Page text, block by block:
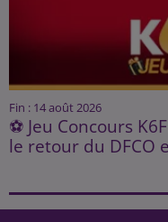
Fin : 14 août 2026
⚽ Jeu Concours
le retour du DFCO